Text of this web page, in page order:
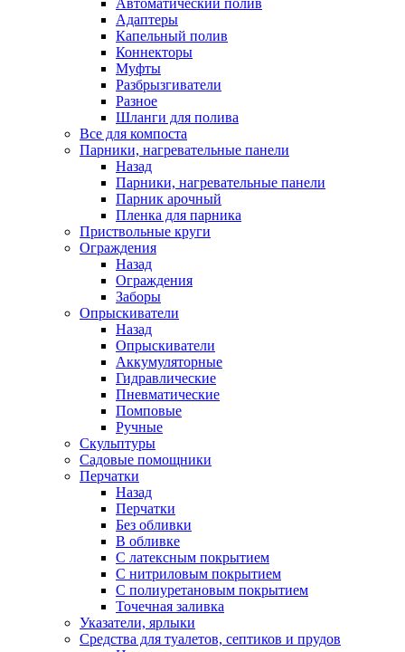
Автоматический полив
Адаптеры
Капельный полив
Коннекторы
Муфты
Разбрызгиватели
Разное
Шланги для полива
Все для компоста
Парники, нагревательные панели
Назад
Парники, нагревательные панели
Парник арочный
Пленка для парника
Приствольные круги
Ограждения
Назад
Ограждения
Заборы
Опрыскиватели
Назад
Опрыскиватели
Аккумуляторные
Гидравлические
Пневматические
Помповые
Ручные
Скульптуры
Садовые помощники
Перчатки
Назад
Перчатки
Без обливки
В обливке
С латексным покрытием
С нитриловым покрытием
С полиуретановым покрытием
Точечная заливка
Указатели, ярлыки
Средства для туалетов, септиков и прудов